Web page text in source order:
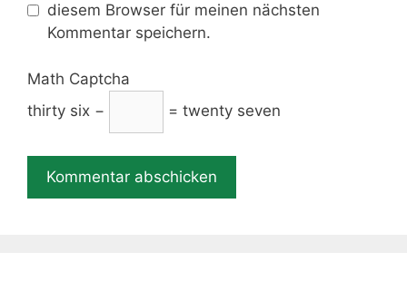
diesem Browser für meinen nächsten
Kommentar speichern.
Math Captcha
thirty six −
= twenty seven